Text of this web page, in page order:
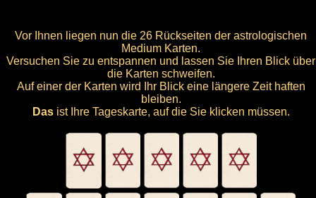
Vor Ihnen liegen nun die 26 Rückseiten der astrologischen
Medium Karten.
Versuchen Sie zu entspannen und lassen Sie Ihren Blick über
die Karten schweifen.
Auf einer der Karten wird Ihr Blick eine längere Zeit haften
bleiben.
Dasist Ihre Tageskarte, auf die Sie klicken müssen.